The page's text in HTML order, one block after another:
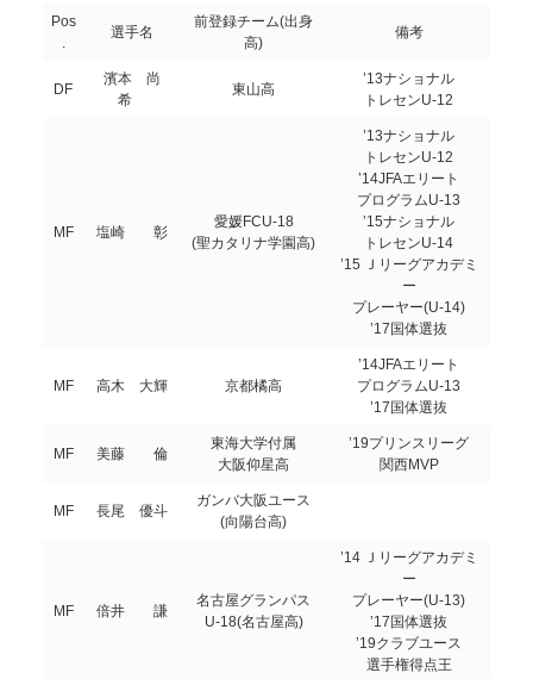
Pos
.
選手名
前登録チーム(出身
高)
備考
DF
濱本 尚
希
東山高
’13ナショナル
トレセンU-12
MF 塩崎 彰
愛媛FCU-18
(聖カタリナ学園高)
’13ナショナル
トレセンU-12
’14JFAエリート
プログラムU-13
’15ナショナル
トレセンU-14
’15 Ｊリーグアカデミ
ー
プレーヤー(U-14)
’17国体選抜
MF 高木 大輝 京都橘高
’14JFAエリート
プログラムU-13
’17国体選抜
MF 美藤 倫
東海大学付属
大阪仰星高
’19プリンスリーグ
関西MVP
MF 長尾 優斗
ガンバ大阪ユース
(向陽台高)
MF 倍井 謙
名古屋グランパス
U-18(名古屋高)
’14 Ｊリーグアカデミ
ー
プレーヤー(U-13)
’17国体選抜
’19クラブユース
選手権得点王